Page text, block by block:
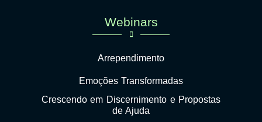
Webinars
Arrependimento
Emoções Transformadas
Crescendo em Discernimento e Propostas
de Ajuda